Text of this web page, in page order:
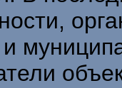
и